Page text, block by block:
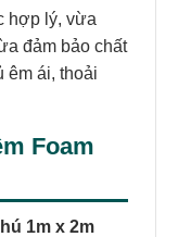
hợp lý, vừa
đảm bảo chất
êm ái, thoải
Foam
1m x 2m